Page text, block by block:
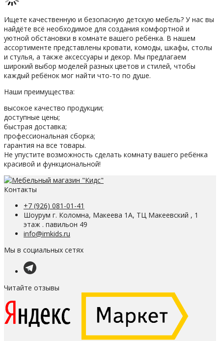
Ищете качественную и безопасную детскую мебель? У нас вы
найдёте всё необходимое для создания комфортной и
уютной обстановки в комнате вашего ребёнка. В нашем
ассортименте представлены кровати, комоды, шкафы, столы
и стулья, а также аксессуары и декор. Мы предлагаем
широкий выбор моделей разных цветов и стилей, чтобы
каждый ребёнок мог найти что-то по душе.
Наши преимущества:
высокое качество продукции;
доступные цены;
быстрая доставка;
профессиональная сборка;
гарантия на все товары.
Не упустите возможность сделать комнату вашего ребёнка
красивой и функциональной!
Контакты
+7 (926) 081-01-41
Шоурум г. Коломна, Макеева 1А, ТЦ Макеевский , 1
этаж . павильон 49
info@imkids.ru
Мы в социальных сетях
Читайте отзывы